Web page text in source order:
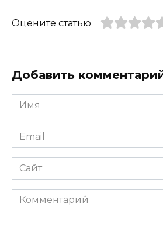
Оцените статью
Добавить
Имя
*
Email
*
Сайт
Комментарий